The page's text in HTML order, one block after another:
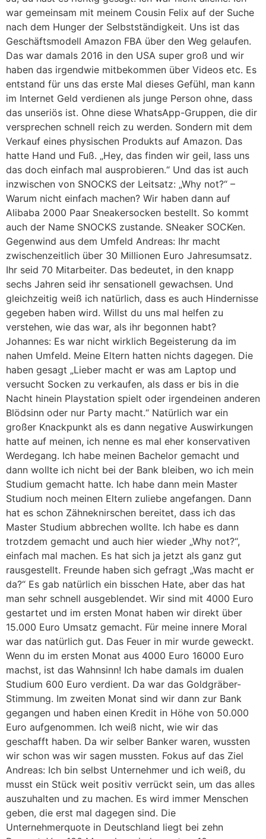
war gemeinsam mit meinem Cousin Felix auf der Suche
nach dem Hunger der Selbstständigkeit. Uns ist das
Geschäftsmodell Amazon FBA über den Weg gelaufen.
Das war damals 2016 in den USA super groß und wir
haben das irgendwie mitbekommen über Videos etc. Es
entstand für uns das erste Mal dieses Gefühl, man kann
im Internet Geld verdienen als junge Person ohne, dass
das unseriös ist. Ohne diese WhatsApp-Gruppen, die dir
versprechen schnell reich zu werden. Sondern mit dem
Verkauf eines physischen Produkts auf Amazon. Das
hatte Hand und Fuß. „Hey, das finden wir geil, lass uns
das doch einfach mal ausprobieren.“ Und das ist auch
inzwischen von SNOCKS der Leitsatz: „Why not?“ –
Warum nicht einfach machen? Wir haben dann auf
Alibaba 2000 Paar Sneakersocken bestellt. So kommt
auch der Name SNOCKS zustande. SNeaker SOCKen.
Gegenwind aus dem Umfeld Andreas: Ihr macht
zwischenzeitlich über 30 Millionen Euro Jahresumsatz.
Ihr seid 70 Mitarbeiter. Das bedeutet, in den knapp
sechs Jahren seid ihr sensationell gewachsen. Und
gleichzeitig weiß ich natürlich, dass es auch Hindernisse
gegeben haben wird. Willst du uns mal helfen zu
verstehen, wie das war, als ihr begonnen habt?
Johannes: Es war nicht wirklich Begeisterung da im
nahen Umfeld. Meine Eltern hatten nichts dagegen. Die
haben gesagt „Lieber macht er was am Laptop und
versucht Socken zu verkaufen, als dass er bis in die
Nacht hinein Playstation spielt oder irgendeinen anderen
Blödsinn oder nur Party macht.“ Natürlich war ein
großer Knackpunkt als es dann negative Auswirkungen
hatte auf meinen, ich nenne es mal eher konservativen
Werdegang. Ich habe meinen Bachelor gemacht und
dann wollte ich nicht bei der Bank bleiben, wo ich mein
Studium gemacht hatte. Ich habe dann mein Master
Studium noch meinen Eltern zuliebe angefangen. Dann
hat es schon Zähneknirschen bereitet, dass ich das
Master Studium abbrechen wollte. Ich habe es dann
trotzdem gemacht und auch hier wieder „Why not?“,
einfach mal machen. Es hat sich ja jetzt als ganz gut
rausgestellt. Freunde haben sich gefragt „Was macht er
da?“ Es gab natürlich ein bisschen Hate, aber das hat
man sehr schnell ausgeblendet. Wir sind mit 4000 Euro
gestartet und im ersten Monat haben wir direkt über
15.000 Euro Umsatz gemacht. Für meine innere Moral
war das natürlich gut. Das Feuer in mir wurde geweckt.
Wenn du im ersten Monat aus 4000 Euro 16000 Euro
machst, ist das Wahnsinn! Ich habe damals im dualen
Studium 600 Euro verdient. Da war das Goldgräber-
Stimmung. Im zweiten Monat sind wir dann zur Bank
gegangen und haben einen Kredit in Höhe von 50.000
Euro aufgenommen. Ich weiß nicht, wie wir das
geschafft haben. Da wir selber Banker waren, wussten
wir schon was wir sagen mussten. Fokus auf das Ziel
Andreas: Ich bin selbst Unternehmer und ich weiß, du
musst ein Stück weit positiv verrückt sein, um das alles
auszuhalten und zu machen. Es wird immer Menschen
geben, die erst mal dagegen sind. Die
Unternehmerquote in Deutschland liegt bei zehn